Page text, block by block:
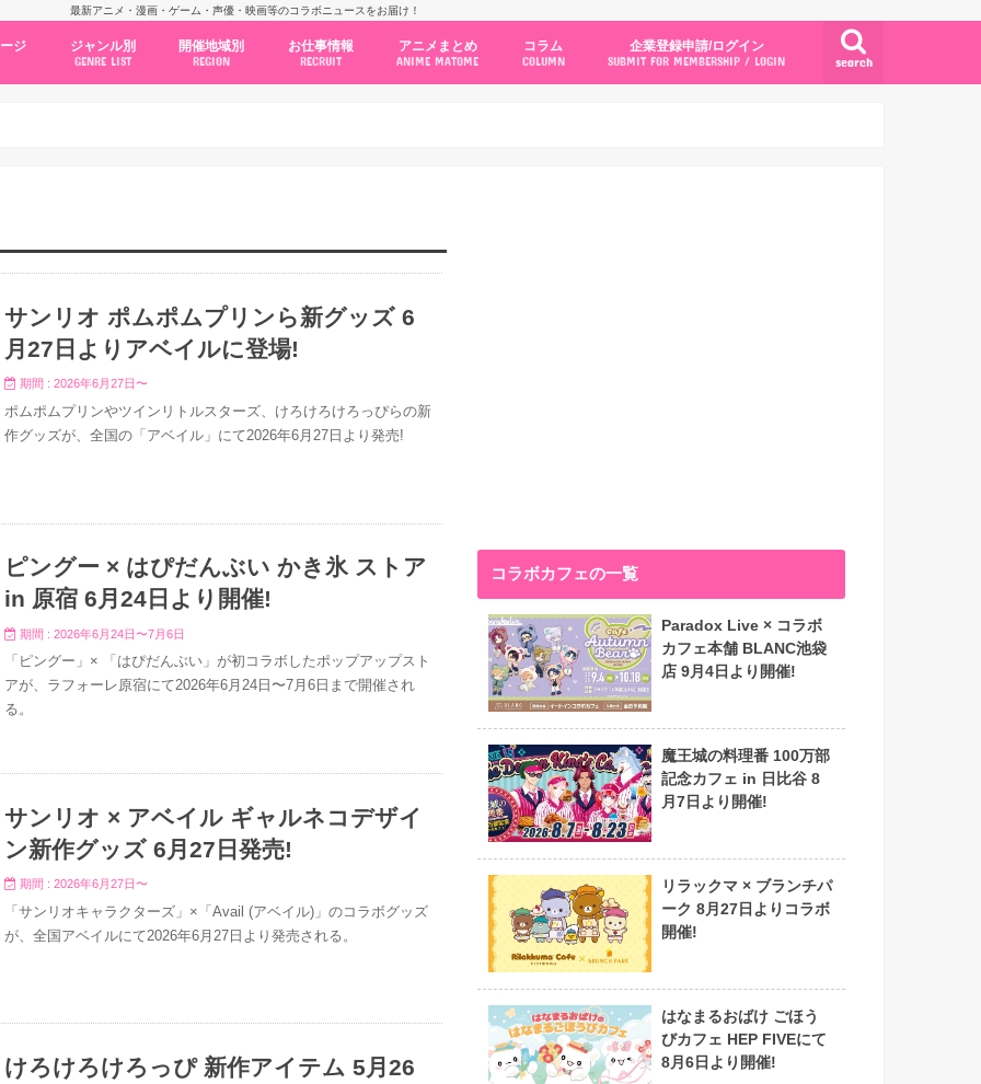
最新アニメ・漫画・ゲーム・声優・映画等のコラボニュースをお届け！
search
ジ ジャンル別
GENRE LIST
開催地域別
REGION
お仕事情報
RECRUIT
アニメまとめ
ANIME MATOME
コラム
COLUMN
企業登録申請/ログイン
SUBMIT FOR MEMBERSHIP / LOGIN
サンリオ ポムポムプリンら新グッズ 6
月27日よりアベイルに登場!
期間 : 2026年6月27日〜
ポムポムプリンやツインリトルスターズ、けろけろけろっぴらの新
作グッズが、全国の「アベイル」にて2026年6月27日より発売!
ピングー × はぴだんぶい かき氷 ストア
in 原宿 6月24日より開催!
期間 : 2026年6月24日〜7月6日
「ピングー」× 「はぴだんぶい」が初コラボしたポップアップスト
アが、ラフォーレ原宿にて2026年6月24日〜7月6日まで開催され
る。
サンリオ × アベイル ギャルネコデザイ
ン新作グッズ 6月27日発売!
期間 : 2026年6月27日〜
「サンリオキャラクターズ」×「Avail (アベイル)」のコラボグッズ
が、全国アベイルにて2026年6月27日より発売される。
けろけろけろっぴ 新作アイテム 5月26
コラボカフェの一覧
Paradox Live × コラボ
カフェ本舗 BLANC池袋
店 9月4日より開催!
魔王城の料理番 100万部
記念カフェ in 日比谷 8
月7日より開催!
リラックマ × ブランチパ
ーク 8月27日よりコラボ
開催!
はなまるおばけ ごほう
びカフェ HEP FIVEにて
8月6日より開催!